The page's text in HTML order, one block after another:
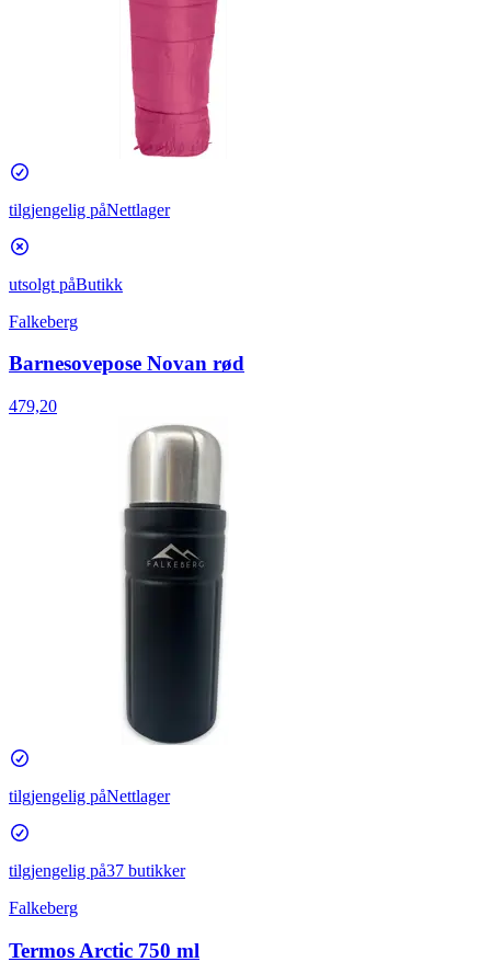
tilgjengelig påNettlager
utsolgt påButikk
Falkeberg
Barnesovepose Novan rød
479,20
tilgjengelig påNettlager
tilgjengelig på37 butikker
Falkeberg
Termos Arctic 750 ml